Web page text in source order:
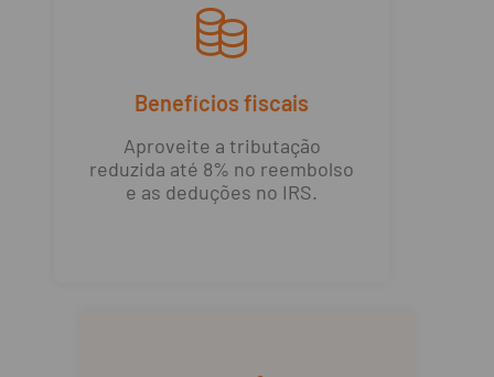
Benefícios fiscais
Aproveite a tributação
reduzida até 8% no reembolso
e as deduções no IRS.